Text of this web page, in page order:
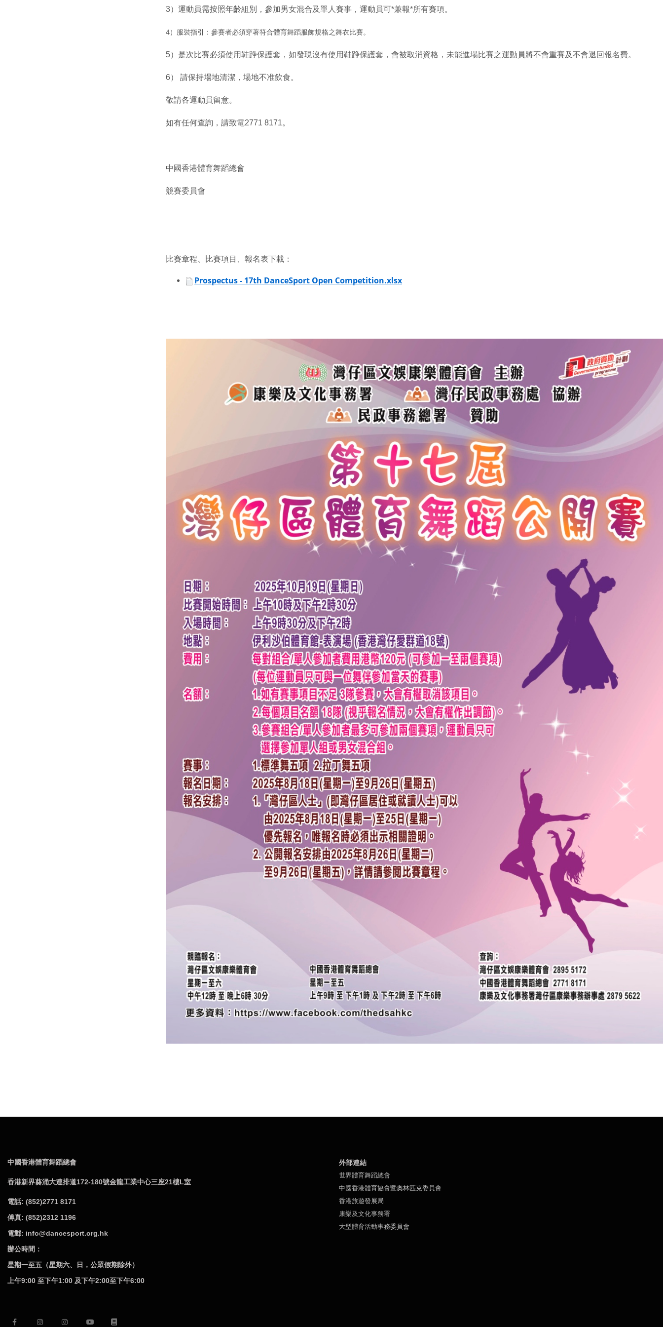
3）運動員需按照年齡組別，參加男女混合及單人賽事，運動員可*兼報*所有賽項。
4）服裝指引：參賽者必須穿著符合體育舞蹈服飾規格之舞衣比賽。
5）是次比賽必須使用鞋踭保護套，如發現沒有使用鞋踭保護套，會被取消資格，未能進場比賽之運動員將不會重賽及不會退回報名費。
6） 請保持場地清潔，場地不准飲食。
敬請各運動員留意。
如有任何查詢，請致電2771 8171。
中國香港體育舞蹈總會
競賽委員會
比賽章程、比賽項目、報名表下載：
Prospectus - 17th DanceSport Open Competition.xlsx
中國香港體育舞蹈總會
香港新界葵涌大連排道172-180號金龍工業中心三座21樓L室
電話: (852)2771 8171
傅真: (852)2312 1196
電郵: info@dancesport.org.hk
辦公時間：
星期一至五（星期六、日，公眾假期除外）
上午9:00 至下午1:00 及下午2:00至下午6:00
外部連結
世界體育舞蹈總會
中國香港體育協會暨奧林匹克委員會
香港旅遊發展局
康樂及文化事務署
大型體育活動事務委員會